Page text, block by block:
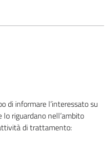
di informare l’interessato su
riguardano nell’ambito
di trattamento: